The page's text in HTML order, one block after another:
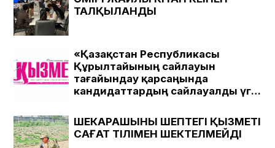
ТАЛҚЫЛАНДЫ
«Қазақстан Республикасы
Құрылтайының сайлауын
тағайындау қарсаңында
кандидаттардың сайлауалды үгіт
қаласындағы «Қызмет» газеті
ЖШС-іне қарасты медиада
«Қызмет» газеті , Kyzmet-
ШЕКАРАШЫНЫҢ ШЕПТЕГІ ҚЫЗМЕТІ
САҒАТ ТІЛІМЕН ШЕКТЕЛМЕЙДІ